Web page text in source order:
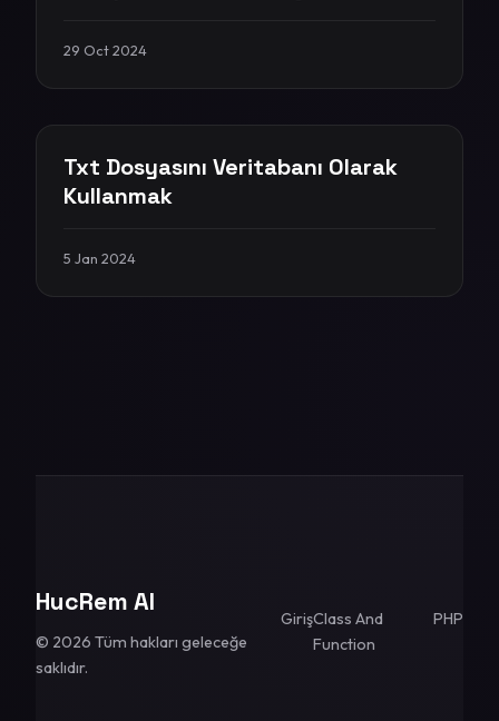
29 Oct 2024
Txt Dosyasını Veritabanı Olarak
Kullanmak
5 Jan 2024
HucRem AI
© 2026 Tüm hakları geleceğe
saklıdır.
GirişClass And
Function
PHP